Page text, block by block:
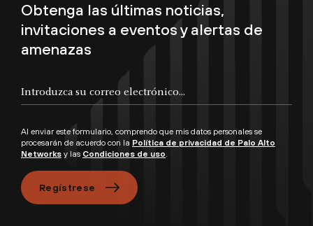
Obtenga las últimas noticias,
invitaciones a eventos y alertas de
amenazas
Al enviar este formulario, comprendo que mis datos personales se
procesarán de acuerdo con la Política de privacidad de Palo Alto
Networks y las Condiciones de uso.
Regístrese